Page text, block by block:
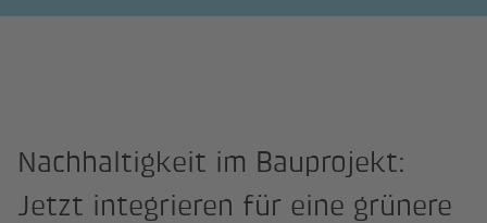
Nachhaltigkeit im Bauprojekt:
Jetzt integrieren für eine grünere